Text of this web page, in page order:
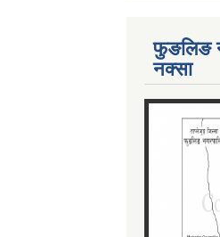
फुङलिङ
नक्सा